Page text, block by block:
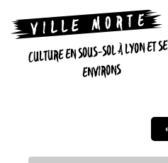
CULTURE EN SOUS-SOL À LYON ET
ENVIRONS